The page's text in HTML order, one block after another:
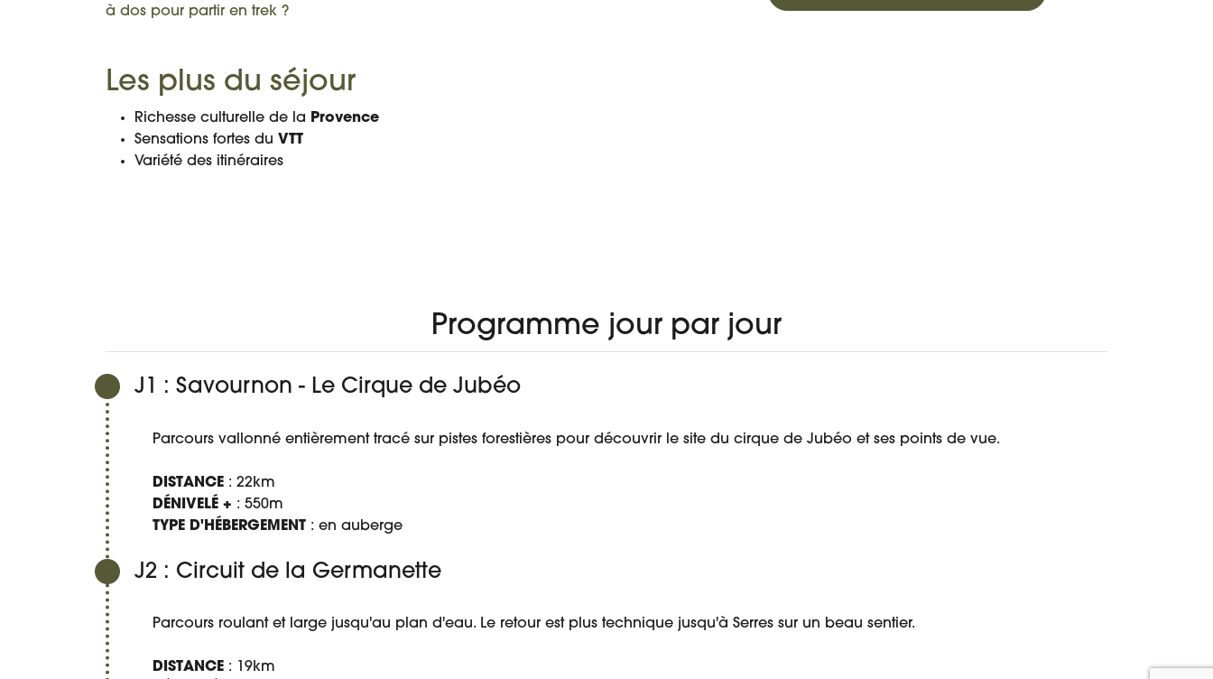
à dos pour partir en trek ?
Les plus du séjour
Richesse culturelle de la
Provence
Sensations fortes du VTT
Variété des itinéraires
Programme jour par jour
J1 : Savournon - Le Cirque de Jubéo
Parcours vallonné entièrement tracé sur pistes forestières pour découvrir le site du cirque de Jubéo et ses points de vue.
DISTANCE : 22km
DÉNIVELÉ + : 550m
TYPE D'HÉBERGEMENT : en auberge
J2 : Circuit de la Germanette
Parcours roulant et large jusqu'au plan d'eau. Le retour est plus technique jusqu'à Serres sur un beau sentier.
DISTANCE : 19km